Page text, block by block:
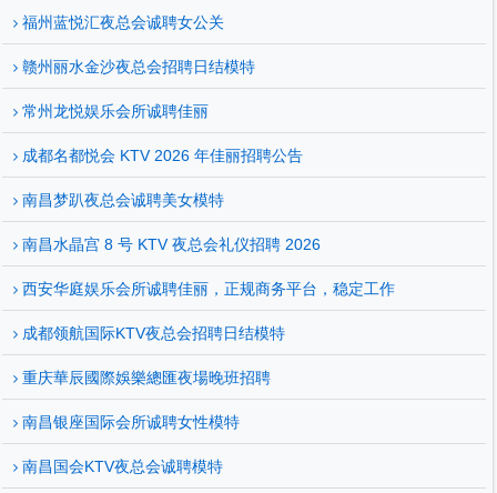
福州蓝悦汇夜总会诚聘女公关
赣州丽水金沙夜总会招聘日结模特
常州龙悦娱乐会所诚聘佳丽
成都名都悦会 KTV 2026 年佳丽招聘公告
南昌梦趴夜总会诚聘美女模特
南昌水晶宫 8 号 KTV 夜总会礼仪招聘 2026
西安华庭娱乐会所诚聘佳丽，正规商务平台，稳定工作
成都领航国际KTV夜总会招聘日结模特
重庆華辰國際娛樂總匯夜場晚班招聘
南昌银座国际会所诚聘女性模特
南昌国会KTV夜总会诚聘模特